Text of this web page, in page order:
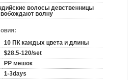
волосы девственницы
волну
10 ПК каждых цвета и длины
$28.5-120/set
PP мешок
1-3days